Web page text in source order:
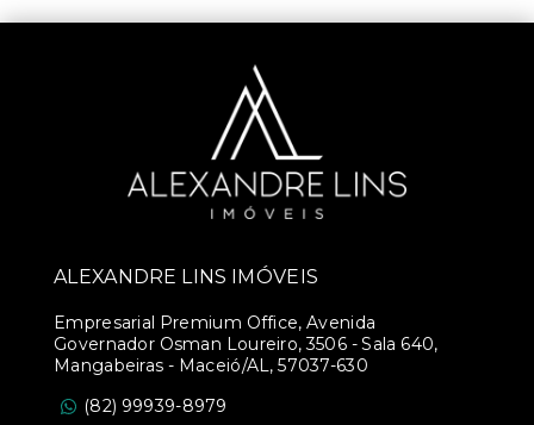
ALEXANDRE LINS IMÓVEIS
Empresarial Premium Office, Avenida
Governador Osman Loureiro, 3506 - Sala 640,
Mangabeiras - Maceió/AL, 57037-630
(82) 99939-8979